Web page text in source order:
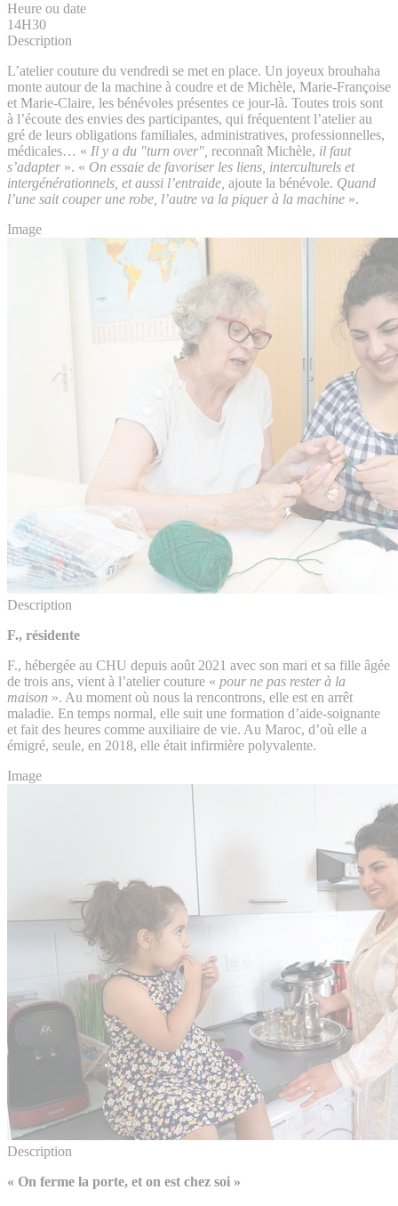
Heure ou date
14H30
Description
L’atelier couture du vendredi se met en place. Un joyeux brouhaha
monte autour de la machine à coudre et de Michèle, Marie-Françoise
et Marie-Claire, les bénévoles présentes ce jour-là. Toutes trois sont
à l’écoute des envies des participantes, qui fréquentent l’atelier au
gré de leurs obligations familiales, administratives, professionnelles,
médicales… « Il y a du "turn over", reconnaît Michèle, il faut
s’adapter ». « On essaie de favoriser les liens, interculturels et
intergénérationnels, et aussi l’entraide, ajoute la bénévole. Quand
l’une sait couper une robe, l’autre va la piquer à la machine ».
Image
Description
F., résidente
F., hébergée au CHU depuis août 2021 avec son mari et sa fille âgée
de trois ans, vient à l’atelier couture « pour ne pas rester à la
maison ». Au moment où nous la rencontrons, elle est en arrêt
maladie. En temps normal, elle suit une formation d’aide-soignante
et fait des heures comme auxiliaire de vie. Au Maroc, d’où elle a
émigré, seule, en 2018, elle était infirmière polyvalente.
Image
Description
« On ferme la porte, et on est chez soi »